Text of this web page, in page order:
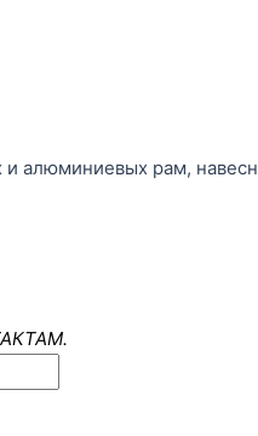
алюминиевых рам,